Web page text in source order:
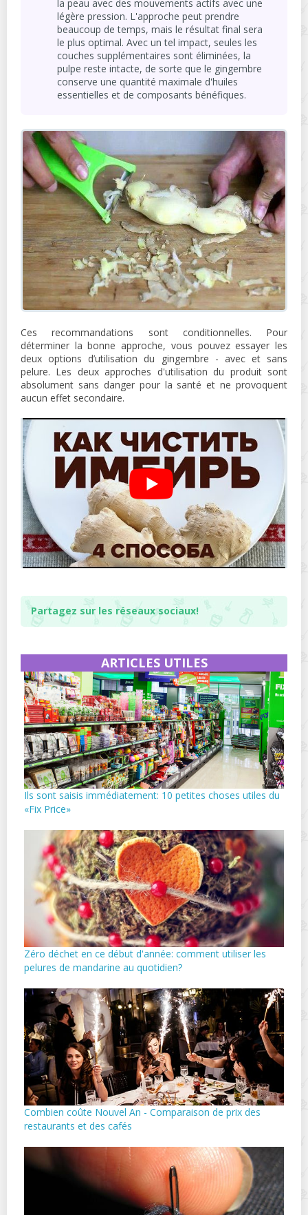
la peau avec des mouvements actifs avec une
légère pression. L'approche peut prendre
beaucoup de temps, mais le résultat final sera
le plus optimal. Avec un tel impact, seules les
couches supplémentaires sont éliminées, la
pulpe reste intacte, de sorte que le gingembre
conserve une quantité maximale d'huiles
essentielles et de composants bénéfiques.
Ces recommandations sont conditionnelles. Pour
déterminer la bonne approche, vous pouvez essayer les
deux options d’utilisation du gingembre - avec et sans
pelure. Les deux approches d'utilisation du produit sont
absolument sans danger pour la santé et ne provoquent
aucun effet secondaire.
Partagez sur les réseaux sociaux!
ARTICLES UTILES
Ils sont saisis immédiatement: 10 petites choses utiles du
«Fix Price»
Zéro déchet en ce début d'année: comment utiliser les
pelures de mandarine au quotidien?
Combien coûte Nouvel An - Comparaison de prix des
restaurants et des cafés